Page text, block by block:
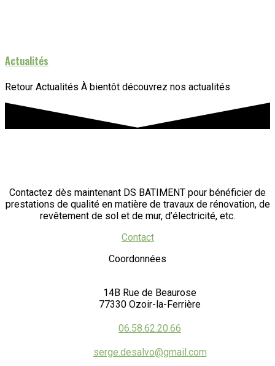
Actualités
Retour Actualités À bientôt découvrez nos actualités
Contactez dès maintenant DS BATIMENT pour bénéficier de
prestations de qualité en matière de travaux de rénovation, de
revêtement de sol et de mur, d’électricité, etc.
Contact
Coordonnées
14B Rue de Beaurose
77330 Ozoir-la-Ferrière
06.58.62.20.66
serge.desalvo@gmail.com